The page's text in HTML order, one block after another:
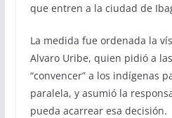
que entren a la ciudad de
La medida fue ordenada la
Alvaro Uribe, quien pidió a
“convencer” a los indígenas
paralela, y asumió la
pueda acarrear esa decisión.